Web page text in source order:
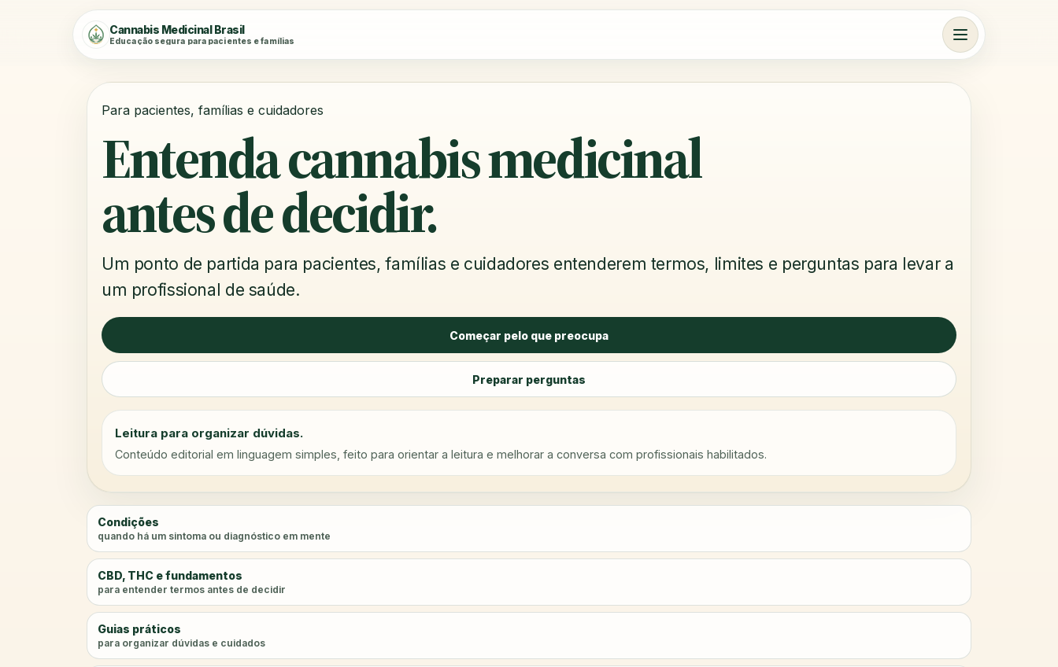
Cannabis Medicinal Brasil
Educação segura para pacientes e famílias
Para pacientes, famílias e cuidadores
Entenda cannabis medicinal
antes de decidir.
Um ponto de partida para pacientes, famílias e cuidadores entenderem termos, limites e perguntas para levar a
um profissional de saúde.
Começar pelo que preocupa
Preparar perguntas
Leitura para organizar dúvidas.
Conteúdo editorial em linguagem simples, feito para orientar a leitura e melhorar a conversa com profissionais habilitados.
Condições
quando há um sintoma ou diagnóstico em mente
CBD, THC e fundamentos
para entender termos antes de decidir
Guias práticos
para organizar dúvidas e cuidados